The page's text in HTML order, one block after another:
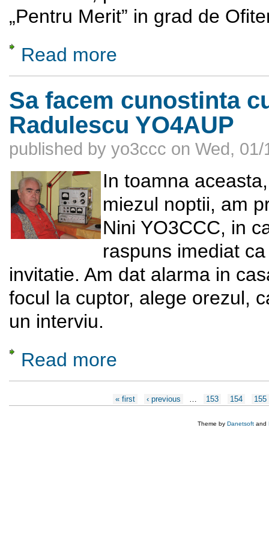
„Pentru Merit” in grad de
Read more
Sa facem cunostinta
Radulescu YO4AUP
published by yo3ccc on Wed,
In toamna
miezul noptii, am
Nini YO3CCC, in
raspuns imediat
invitatie. Am dat alarma in
focul la cuptor, alege orezul,
un interviu.
Read more
« first ‹ previous … 153 154 155
Theme by Danetsoft and